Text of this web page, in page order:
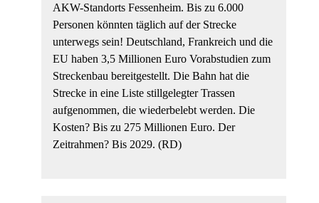
AKW-Standorts Fessenheim. Bis zu 6.000
Personen könnten täglich auf der Strecke
unterwegs sein! Deutschland, Frankreich und die
EU haben 3,5 Millionen Euro Vorabstudien zum
Streckenbau bereitgestellt. Die Bahn hat die
Strecke in eine Liste stillgelegter Trassen
aufgenommen, die wiederbelebt werden. Die
Kosten? Bis zu 275 Millionen Euro. Der
Zeitrahmen? Bis 2029. (RD)